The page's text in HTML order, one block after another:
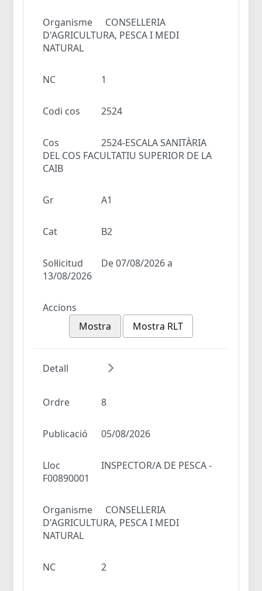
Organisme
CONSELLERIA
D'AGRICULTURA, PESCA I MEDI
NATURAL
NC 1
Codi cos 2524
Cos
2524-ESCALA SANITÀRIA
DEL COS FACULTATIU SUPERIOR DE LA
CAIB
Gr A1
Cat B2
Sol·licitud
De 07/08/2026 a
13/08/2026
Accions
Mostra
Mostra RLT
Detall
Ordre 8
Publicació 05/08/2026
Lloc
INSPECTOR/A DE PESCA -
F00890001
Organisme
CONSELLERIA
D'AGRICULTURA, PESCA I MEDI
NATURAL
NC 2